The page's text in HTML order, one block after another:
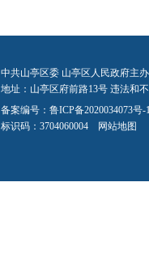
中共山亭区委 山亭区人民政府主
地址：山亭区府前路13号 违法和
备案编号： 鲁ICP备2020034073号-
标识码：3704060004 网站地图